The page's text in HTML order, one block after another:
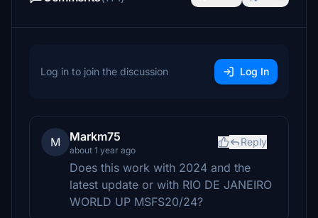
Log in to join the discussion Log In
M Markm75
about 1 year ago
Reply
Does this work with 2024 and the
latest update or with RIO DE JANEIRO
WORLD UP MSFS20/24?